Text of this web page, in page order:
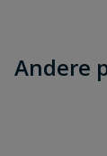
Andere